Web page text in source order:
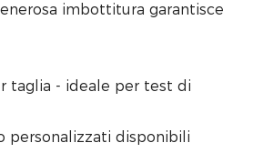
imbottitura garantisce
taglia - ideale per test di
personalizzati disponibili